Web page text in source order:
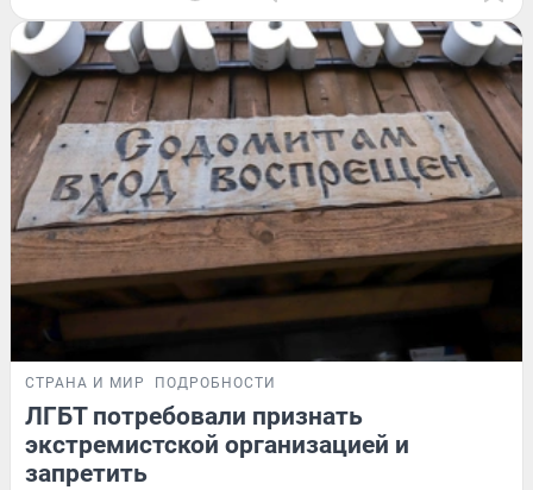
СТРАНА И МИР ПОДРОБНОСТИ
ЛГБТ потребовали признать
экстремистской организацией и
запретить